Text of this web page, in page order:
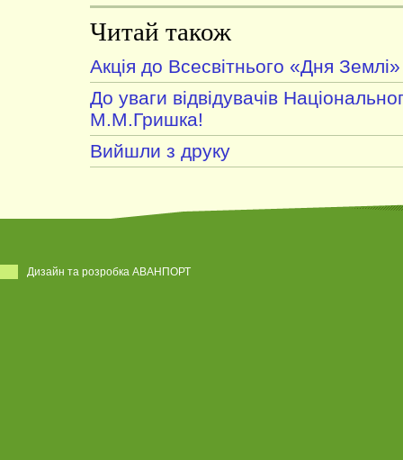
Читай також
Акція до Всесвітнього «Дня Землі»
До уваги відвідувачів
М.М.Гришка!
Вийшли з друку
Дизайн та розробка АВАНПОРТ